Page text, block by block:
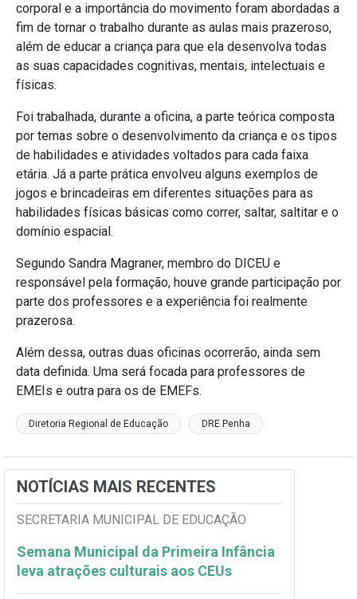
corporal e a importância do movimento foram abordadas a
fim de tornar o trabalho durante as aulas mais prazeroso,
além de educar a criança para que ela desenvolva todas
as suas capacidades cognitivas, mentais, intelectuais e
físicas.
Foi trabalhada, durante a oficina, a parte teórica composta
por temas sobre o desenvolvimento da criança e os tipos
de habilidades e atividades voltados para cada faixa
etária. Já a parte prática envolveu alguns exemplos de
jogos e brincadeiras em diferentes situações para as
habilidades físicas básicas como correr, saltar, saltitar e o
domínio espacial.
Segundo Sandra Magraner, membro do DICEU e
responsável pela formação, houve grande participação por
parte dos professores e a experiência foi realmente
prazerosa.
Além dessa, outras duas oficinas ocorrerão, ainda sem
data definida. Uma será focada para professores de
EMEIs e outra para os de EMEFs.
Diretoria Regional de Educação DRE Penha
NOTÍCIAS MAIS RECENTES
SECRETARIA MUNICIPAL DE EDUCAÇÃO
Semana Municipal da Primeira Infância
leva atrações culturais aos CEUs